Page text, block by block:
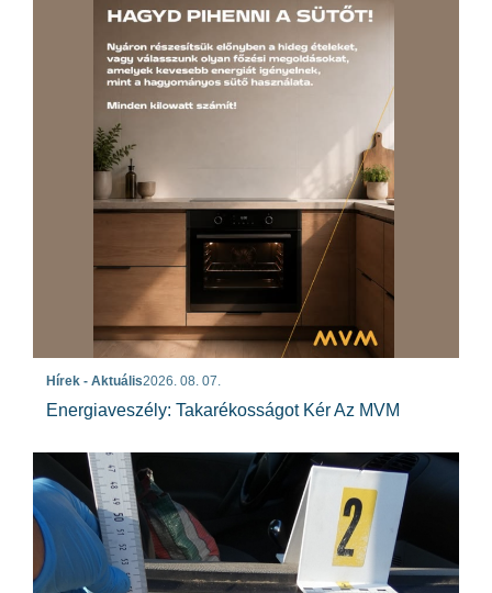
Hírek - Aktuális2026. 08. 07.
Energiaveszély: Takarékosságot Kér Az MVM